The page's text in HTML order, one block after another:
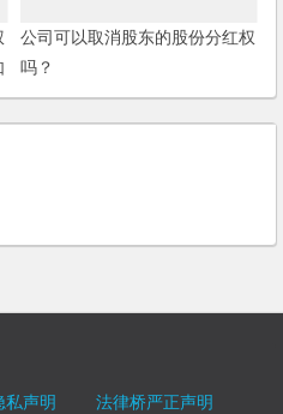
公司可以取消股东的股份分红权
吗？
私声明
法律桥严正声明